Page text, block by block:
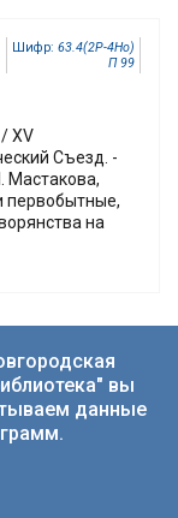
Шифр: 63.4(2Р-4Но)
П 99
/ XV
Съезд. -
Мастакова,
первобытные,
на
Шифр:63.4(2Р-4Но)
вы
данные